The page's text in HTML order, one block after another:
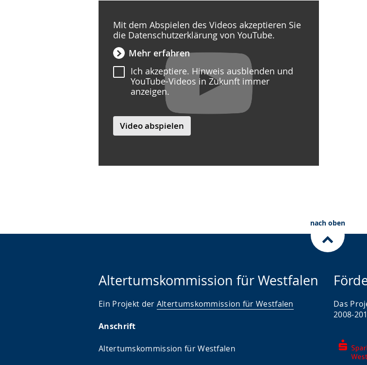
Mit dem Abspielen des Videos akzeptieren Sie
die Datenschutzerklärung von YouTube.
Mehr erfahren
Ich akzeptiere. Hinweis ausblenden und
YouTube-Videos in Zukunft immer
anzeigen.
Video abspielen
nach oben
Altertumskommission für Westfalen
Ein Projekt der Altertumskommission für Westfalen
Anschrift
Altertumskommission für Westfalen
Das
2008-